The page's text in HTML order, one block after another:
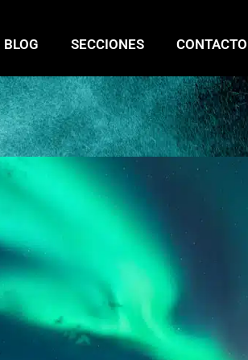
BLOG SECCIONES CONTACTO